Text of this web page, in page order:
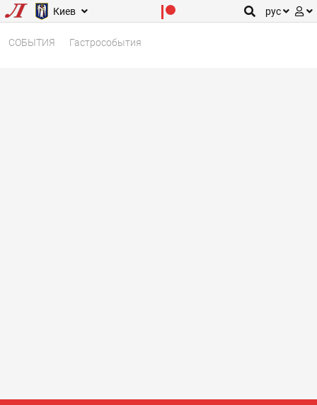
Киев рус
СОБЫТИЯ Гастрособытия